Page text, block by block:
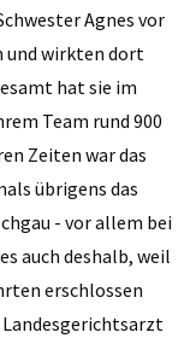
Agnes vor
und wirkten dort
hat sie im
Team rund 900
Zeiten war das
übrigens das
- vor allem bei
auch deshalb, weil
erschlossen
Landesgerichtsarzt